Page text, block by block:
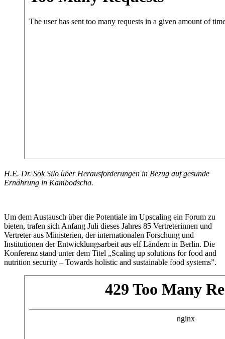
H.E. Dr. Sok Silo über Herausforderungen in Bezug auf gesunde
Ernährung in Kambodscha.
Um dem Austausch über die Potentiale im Upscaling ein Forum zu
bieten, trafen sich Anfang Juli dieses Jahres 85 Vertreterinnen und
Vertreter aus Ministerien, der internationalen Forschung und
Institutionen der Entwicklungsarbeit aus elf Ländern in Berlin. Die
Konferenz stand unter dem Titel „Scaling up solutions for food and
nutrition security – Towards holistic and sustainable food systems”.